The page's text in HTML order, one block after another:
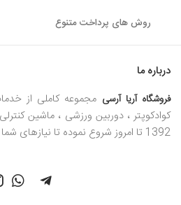
روش های پرداخت متنوع
درباره ما
فروشگاه آریا آرسی مجموعه کاملی از
کوادکوپتر ، دوربین ورزشی ، ماشین
1392 تا امروز شروع نموده تا نیازهای شما را در تمام مراحل مرتفع کند.